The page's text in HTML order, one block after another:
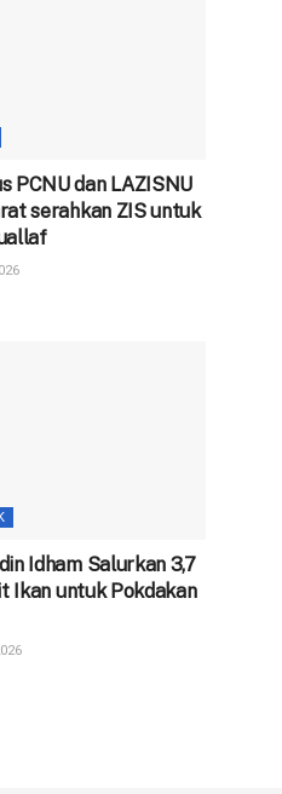
PCNU dan LAZISNU
serahkan ZIS untuk
Idham Salurkan 3,7
Ikan untuk Pokdakan